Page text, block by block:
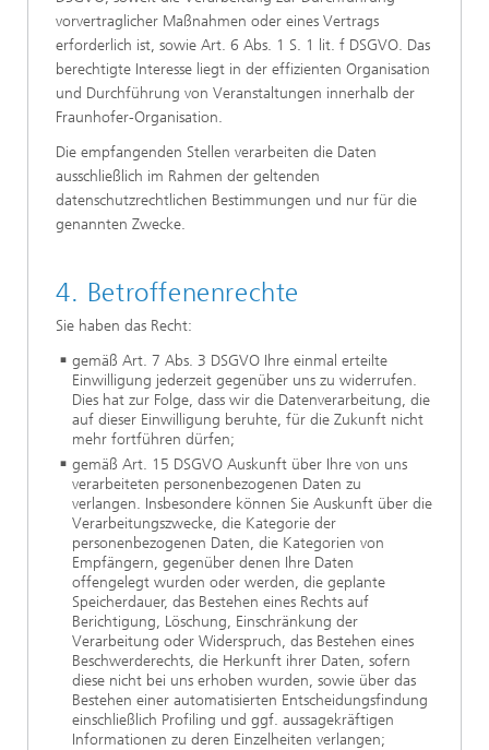
vorvertraglicher Maßnahmen oder eines Vertrags
erforderlich ist, sowie Art. 6 Abs. 1 S. 1 lit. f DSGVO. Das
berechtigte Interesse liegt in der effizienten Organisation
und Durchführung von Veranstaltungen innerhalb der
Fraunhofer-Organisation.
Die empfangenden Stellen verarbeiten die Daten
ausschließlich im Rahmen der geltenden
datenschutzrechtlichen Bestimmungen und nur für die
genannten Zwecke.
4. Betroffenenrechte
Sie haben das Recht:
gemäß Art. 7 Abs. 3 DSGVO Ihre einmal erteilte
Einwilligung jederzeit gegenüber uns zu widerrufen.
Dies hat zur Folge, dass wir die Datenverarbeitung, die
auf dieser Einwilligung beruhte, für die Zukunft nicht
mehr fortführen dürfen;
gemäß Art. 15 DSGVO Auskunft über Ihre von uns
verarbeiteten personenbezogenen Daten zu
verlangen. Insbesondere können Sie Auskunft über die
Verarbeitungszwecke, die Kategorie der
personenbezogenen Daten, die Kategorien von
Empfängern, gegenüber denen Ihre Daten
offengelegt wurden oder werden, die geplante
Speicherdauer, das Bestehen eines Rechts auf
Berichtigung, Löschung, Einschränkung der
Verarbeitung oder Widerspruch, das Bestehen eines
Beschwerderechts, die Herkunft ihrer Daten, sofern
diese nicht bei uns erhoben wurden, sowie über das
Bestehen einer automatisierten Entscheidungsfindung
einschließlich Profiling und ggf. aussagekräftigen
Informationen zu deren Einzelheiten verlangen;